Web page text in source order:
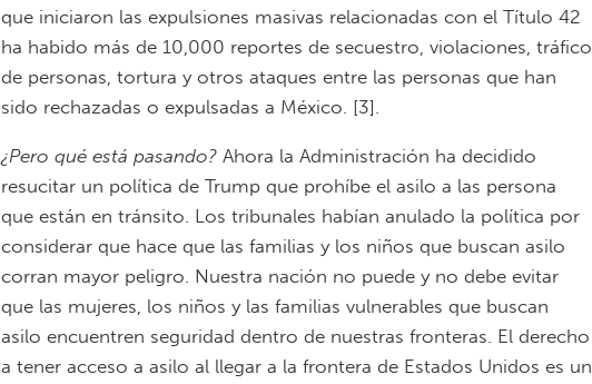
que iniciaron las expulsiones masivas relacionadas con el Título 42
ha habido más de 10,000 reportes de secuestro, violaciones, tráfico
de personas, tortura y otros ataques entre las personas que han
sido rechazadas o expulsadas a México. [3].
¿Pero qué está pasando? Ahora la Administración ha decidido
resucitar un política de Trump que prohíbe el asilo a las persona
que están en tránsito. Los tribunales habían anulado la política por
considerar que hace que las familias y los niños que buscan asilo
corran mayor peligro. Nuestra nación no puede y no debe evitar
que las mujeres, los niños y las familias vulnerables que buscan
asilo encuentren seguridad dentro de nuestras fronteras. El derecho
a tener acceso a asilo al llegar a la frontera de Estados Unidos es un